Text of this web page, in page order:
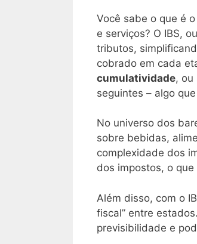
Você sabe o que é
e serviços? O IBS,
tributos,
cobrado em cada
cumulatividade,
seguintes – algo
No universo dos
sobre bebidas,
complexidade dos
dos impostos, o
Além disso, com o
fiscal” entre
previsibilidade e